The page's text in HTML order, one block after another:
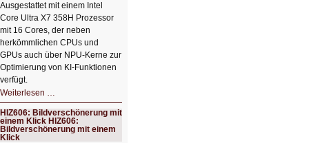
Ausgestattet mit einem Intel
Core Ultra X7 358H Prozessor
mit 16 Cores, der neben
herkömmlichen CPUs und
GPUs auch über NPU-Kerne zur
Optimierung von KI-Funktionen
verfügt.
Weiterlesen …
Schicker
kompakter
Rechenturbo
HIZ606: Bildverschönerung mit
einem Klick HIZ606:
Bildverschönerung mit einem
Klick